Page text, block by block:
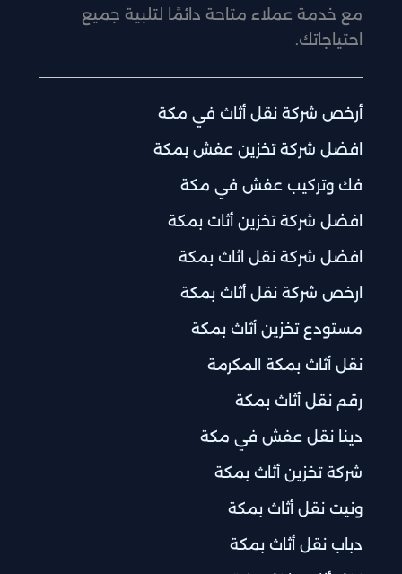
مع خدمة عملاء متاحة دائمًا لتلبية جميع
احتياجاتك.
أرخص شركة نقل أثاث في مكة
افضل شركة تخزين عفش بمكة
فك وتركيب عفش في مكة
افضل شركة تخزين أثاث بمكة
افضل شركة نقل اثاث بمكة
ارخص شركة نقل أثاث بمكة
مستودع تخزين أثاث بمكة
نقل أثاث بمكة المكرمة
رقم نقل أثاث بمكة
دينا نقل عفش في مكة
شركة تخزين أثاث بمكة
ونيت نقل أثاث بمكة
دباب نقل أثاث بمكة